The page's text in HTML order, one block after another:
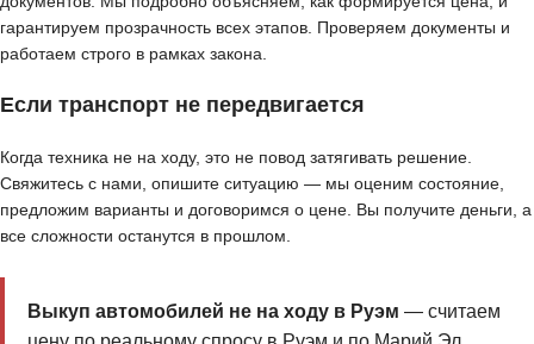
гарантируем прозрачность всех этапов. Проверяем документы и
работаем строго в рамках закона.
Если транспорт не передвигается
Когда техника не на ходу, это не повод затягивать решение.
Свяжитесь с нами, опишите ситуацию — мы оценим состояние,
предложим варианты и договоримся о цене. Вы получите деньги, а
все сложности останутся в прошлом.
Выкуп автомобилей не на ходу в Руэм — считаем